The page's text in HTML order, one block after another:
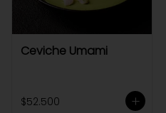
Ceviche Umami
$52.500